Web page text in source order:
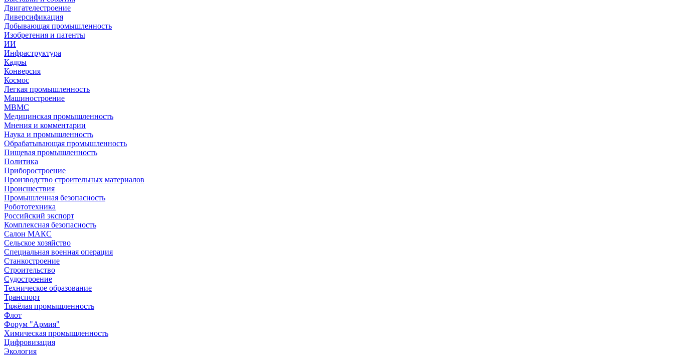
Двигателестроение
Диверсификация
Добывающая промышленность
Изобретения и патенты
ИИ
Инфраструктура
Кадры
Конверсия
Космос
Легкая промышленность
Машиностроение
МВМС
Медицинская промышленность
Мнения и комментарии
Наука и промышленность
Обрабатывающая промышленность
Пищевая промышленность
Политика
Приборостроение
Производство строительных материалов
Происшествия
Промышленная безопасность
Робототехника
Российский экспорт
Комплексная безопасность
Салон МАКС
Сельское хозяйство
Специальная военная операция
Станкостроение
Строительство
Судостроение
Техническое образование
Транспорт
Тяжёлая промышленность
Флот
Форум "Армия"
Химическая промышленность
Цифровизация
Экология